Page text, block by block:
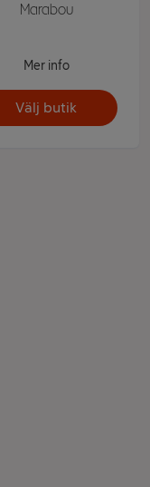
Marabou
Mer info
Välj butik